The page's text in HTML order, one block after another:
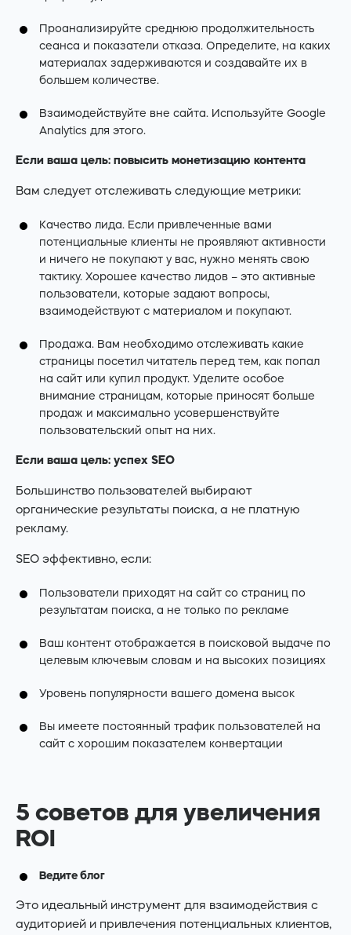
Проанализируйте среднюю продолжительность
сеанса и показатели отказа. Определите, на каких
материалах задерживаются и создавайте их в
большем количестве.
Взаимодействуйте вне сайта. Используйте Google
Analytics для этого.
Если ваша цель: повысить монетизацию контента
Вам следует отслеживать следующие метрики:
Качество лида. Если привлеченные вами
потенциальные клиенты не проявляют активности
и ничего не покупают у вас, нужно менять свою
тактику. Хорошее качество лидов – это активные
пользователи, которые задают вопросы,
взаимодействуют с материалом и покупают.
Продажа. Вам необходимо отслеживать какие
страницы посетил читатель перед тем, как попал
на сайт или купил продукт. Уделите особое
внимание страницам, которые приносят больше
продаж и максимально усовершенствуйте
пользовательский опыт на них.
Если ваша цель: успех SEO
Большинство пользователей выбирают
органические результаты поиска, а не платную
рекламу.
SEO эффективно, если:
Пользователи приходят на сайт со страниц по
результатам поиска, а не только по рекламе
Ваш контент отображается в поисковой выдаче по
целевым ключевым словам и на высоких позициях
Уровень популярности вашего домена высок
Вы имеете постоянный трафик пользователей на
сайт с хорошим показателем конвертации
5 советов для увеличения
ROI
Ведите блог
Это идеальный инструмент для взаимодействия с
аудиторией и привлечения потенциальных клиентов,